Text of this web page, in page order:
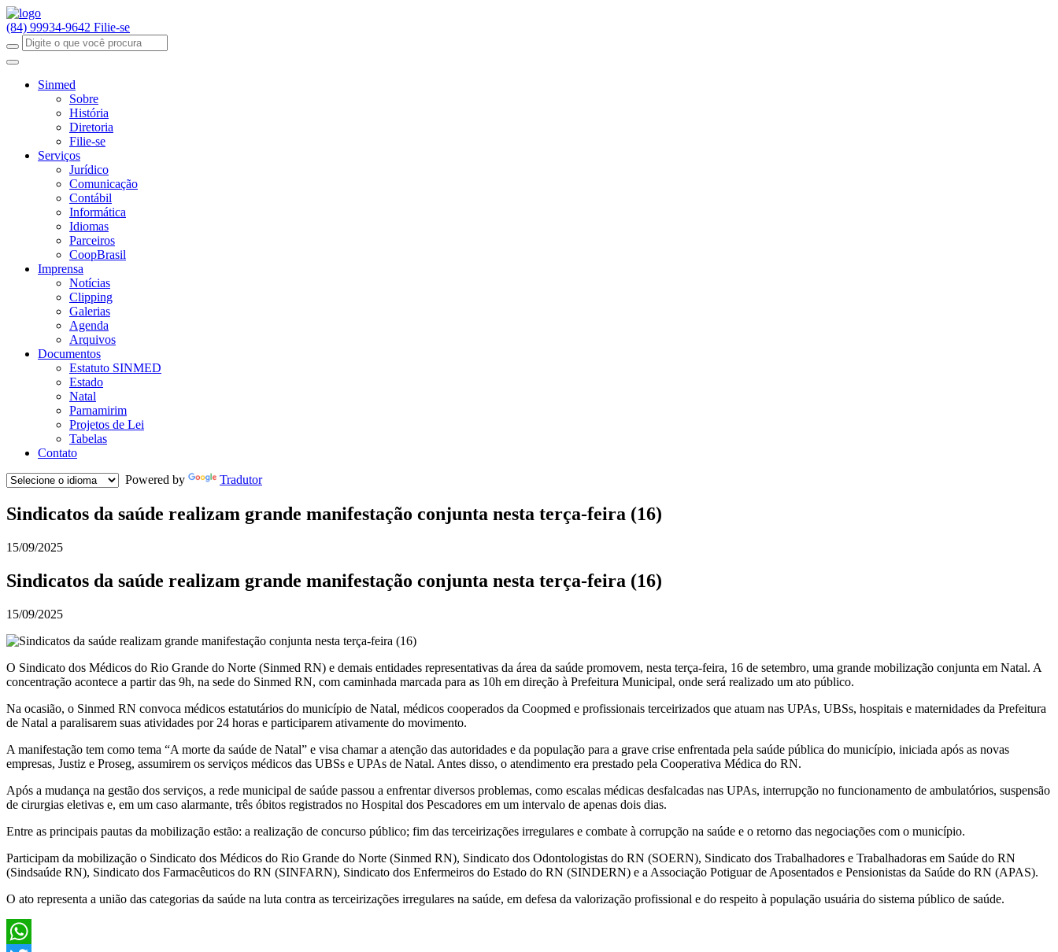
(84) 99934-9642 Filie-se
Sinmed
Sobre
História
Diretoria
Filie-se
Serviços
Jurídico
Comunicação
Contábil
Informática
Idiomas
Parceiros
CoopBrasil
Imprensa
Notícias
Clipping
Galerias
Agenda
Arquivos
Documentos
Estatuto SINMED
Estado
Natal
Parnamirim
Projetos de Lei
Tabelas
Contato
Powered by
Tradutor
Sindicatos da saúde realizam grande manifestação conjunta nesta terça-feira (16)
15/09/2025
Sindicatos da saúde realizam grande manifestação conjunta nesta terça-feira (16)
15/09/2025
O Sindicato dos Médicos do Rio Grande do Norte (Sinmed RN) e demais entidades representativas da área da saúde promovem, nesta terça-feira, 16 de setembro, uma grande mobilização conjunta em Natal. A
concentração acontece a partir das 9h, na sede do Sinmed RN, com caminhada marcada para as 10h em direção à Prefeitura Municipal, onde será realizado um ato público.
Na ocasião, o Sinmed RN convoca médicos estatutários do município de Natal, médicos cooperados da Coopmed e profissionais terceirizados que atuam nas UPAs, UBSs, hospitais e maternidades da Prefeitura
de Natal a paralisarem suas atividades por 24 horas e participarem ativamente do movimento.
A manifestação tem como tema “A morte da saúde de Natal” e visa chamar a atenção das autoridades e da população para a grave crise enfrentada pela saúde pública do município, iniciada após as novas
empresas, Justiz e Proseg, assumirem os serviços médicos das UBSs e UPAs de Natal. Antes disso, o atendimento era prestado pela Cooperativa Médica do RN.
Após a mudança na gestão dos serviços, a rede municipal de saúde passou a enfrentar diversos problemas, como escalas médicas desfalcadas nas UPAs, interrupção no funcionamento de ambulatórios, suspensão
de cirurgias eletivas e, em um caso alarmante, três óbitos registrados no Hospital dos Pescadores em um intervalo de apenas dois dias.
Entre as principais pautas da mobilização estão: a realização de concurso público; fim das terceirizações irregulares e combate à corrupção na saúde e o retorno das negociações com o município.
Participam da mobilização o Sindicato dos Médicos do Rio Grande do Norte (Sinmed RN), Sindicato dos Odontologistas do RN (SOERN), Sindicato dos Trabalhadores e Trabalhadoras em Saúde do RN
(Sindsaúde RN), Sindicato dos Farmacêuticos do RN (SINFARN), Sindicato dos Enfermeiros do Estado do RN (SINDERN) e a Associação Potiguar de Aposentados e Pensionistas da Saúde do RN (APAS).
O ato representa a união das categorias da saúde na luta contra as terceirizações irregulares na saúde, em defesa da valorização profissional e do respeito à população usuária do sistema público de saúde.